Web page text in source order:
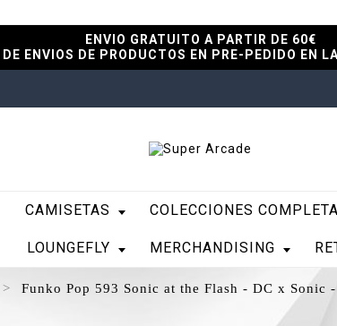
ENVIO GRATUITO A PARTIR DE 60€
ENVIOS DE PRODUCTOS EN PRE-PEDIDO EN
CAMISETAS COLECCIONES
LOUNGEFLY MERCHANDISING
Funko Pop 593 Sonic at the Flash - DC x Sonic